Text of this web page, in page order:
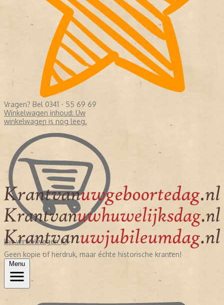
Vragen? Bel 0341 - 55 69 69
Winkelwagen inhoud: Uw
winkelwagen is nog leeg.
Uw winkelwagen (0)
Geen kopie of herdruk, maar échte historische kranten!
Menu